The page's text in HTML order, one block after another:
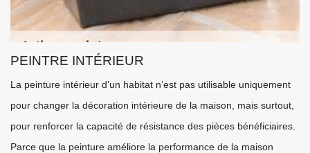
PEINTRE INTÉRIEUR
La peinture intérieur d’un habitat n’est pas utilisable uniquement
pour changer la décoration intérieure de la maison, mais surtout,
pour renforcer la capacité de résistance des pièces bénéficiaires.
Parce que la peinture améliore la performance de la maison